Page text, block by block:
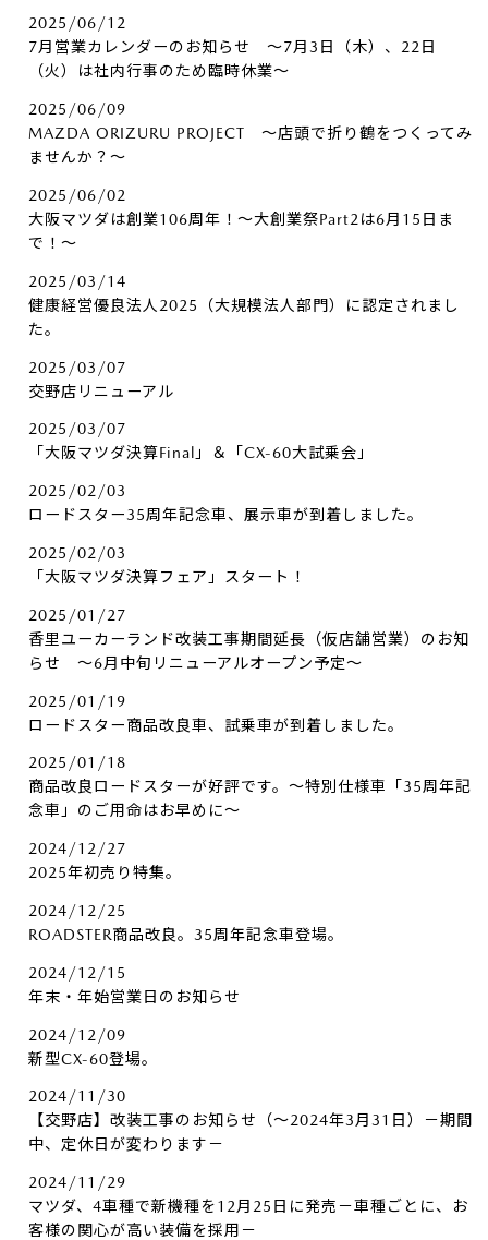
2025/06/12
7月営業カレンダーのお知らせ ～7月3日（木）、22日
（火）は社内行事のため臨時休業～
2025/06/09
MAZDA ORIZURU PROJECT ～店頭で折り鶴をつくってみ
ませんか？～
2025/06/02
大阪マツダは創業106周年！～大創業祭Part2は6月15日ま
で！～
2025/03/14
健康経営優良法人2025（大規模法人部門）に認定されまし
た。
2025/03/07
交野店リニューアル
2025/03/07
「大阪マツダ決算Final」＆「CX-60大試乗会」
2025/02/03
ロードスター35周年記念車、展示車が到着しました。
2025/02/03
「大阪マツダ決算フェア」スタート！
2025/01/27
香里ユーカーランド改装工事期間延長（仮店舗営業）のお知
らせ ～6月中旬リニューアルオープン予定～
2025/01/19
ロードスター商品改良車、試乗車が到着しました。
2025/01/18
商品改良ロードスターが好評です。～特別仕様車「35周年記
念車」のご用命はお早めに～
2024/12/27
2025年初売り特集。
2024/12/25
ROADSTER商品改良。35周年記念車登場。
2024/12/15
年末・年始営業日のお知らせ
2024/12/09
新型CX-60登場。
2024/11/30
【交野店】改装工事のお知らせ（～2024年3月31日）－期間
中、定休日が変わります－
2024/11/29
マツダ、4車種で新機種を12月25日に発売－車種ごとに、お
客様の関心が高い装備を採用－